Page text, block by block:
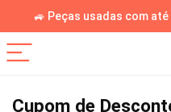
🚙 Peças usadas com até
Cupom de